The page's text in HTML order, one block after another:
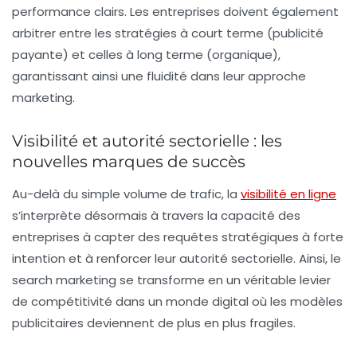
performance clairs. Les entreprises doivent également
arbitrer entre les stratégies à court terme (publicité
payante) et celles à long terme (organique),
garantissant ainsi une fluidité dans leur approche
marketing.
Visibilité et autorité sectorielle : les
nouvelles marques de succès
Au-delà du simple volume de trafic, la visibilité en ligne
s’interprète désormais à travers la capacité des
entreprises à capter des requêtes stratégiques à forte
intention et à renforcer leurautorité sectorielle. Ainsi, le
search marketing se transforme en un véritable levier
de compétitivité dans un monde digital où les modèles
publicitaires deviennent de plus en plus fragiles.